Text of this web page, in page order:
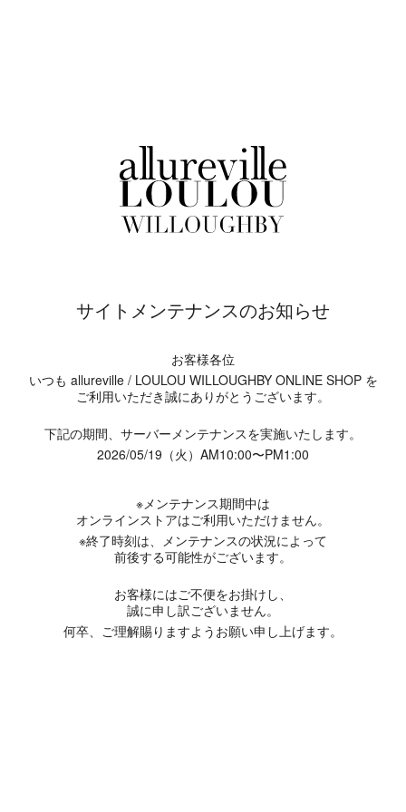
サイトメンテナンスのお知らせ
お客様各位
いつも allureville / LOULOU WILLOUGHBY ONLINE SHOP を
ご利用いただき誠にありがとうございます。
下記の期間、サーバーメンテナンスを実施いたします。
2026/05/19（火）AM10:00〜PM1:00
※メンテナンス期間中は
オンラインストアはご利用いただけません。
※終了時刻は、メンテナンスの状況によって
前後する可能性がございます。
お客様にはご不便をお掛けし、
誠に申し訳ございません。
何卒、ご理解賜りますようお願い申し上げます。